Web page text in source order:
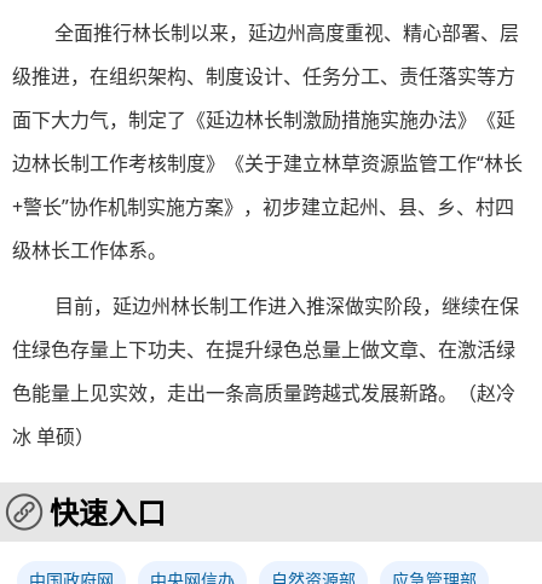
全面推行林长制以来，延边州高度重视、精心部署、层
级推进，在组织架构、制度设计、任务分工、责任落实等方
面下大力气，制定了《延边林长制激励措施实施办法》《延
边林长制工作考核制度》《关于建立林草资源监管工作“林长
+警长”协作机制实施方案》，初步建立起州、县、乡、村四
级林长工作体系。
目前，延边州林长制工作进入推深做实阶段，继续在保
住绿色存量上下功夫、在提升绿色总量上做文章、在激活绿
色能量上见实效，走出一条高质量跨越式发展新路。（赵冷
冰 单硕）
快速入口